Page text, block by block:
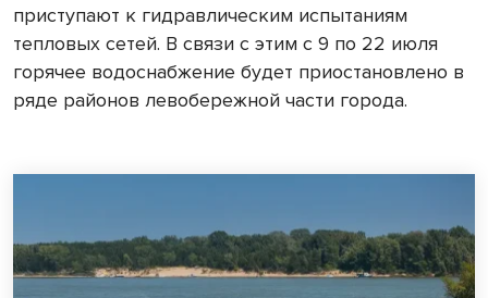
приступают к гидравлическим испытаниям
тепловых сетей. В связи с этим с 9 по 22 июля
горячее водоснабжение будет приостановлено в
ряде районов левобережной части города.